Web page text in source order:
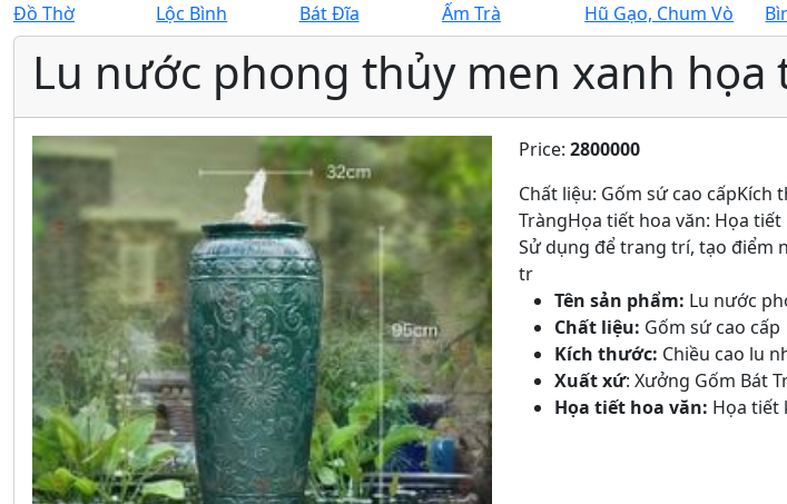
Đồ Thờ Lộc Bình Bát Đĩa Ấm Trà Hũ Gạo, Chum Vò
Lu nước phong thủy men xanh họa
Price: 2800000
Chất liệu: Gốm sứ cao cấpKích
TràngHọa tiết hoa văn: Họa
Sử dụng để trang trí, tạo điểm
tr
Tên sản phẩm: Lu nước
Chất liệu: Gốm sứ cao cấp
Kích thước: Chiều cao lu
Xuất xứ: Xưởng Gốm Bát
Họa tiết hoa văn: Họa tiết